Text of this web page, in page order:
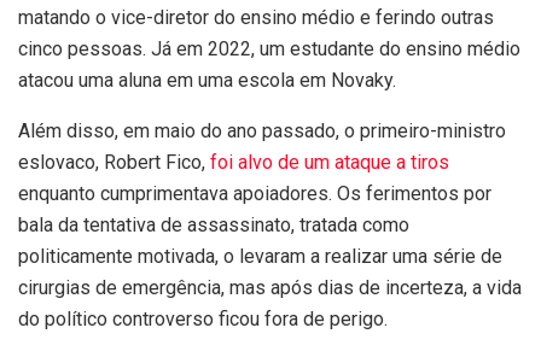
matando o vice-diretor do ensino médio e ferindo outras
cinco pessoas. Já em 2022, um estudante do ensino médio
atacou uma aluna em uma escola em Novaky.
Além disso, em maio do ano passado, o primeiro-ministro
eslovaco, Robert Fico, foi alvo de um ataque a tiros
enquanto cumprimentava apoiadores. Os ferimentos por
bala da tentativa de assassinato, tratada como
politicamente motivada, o levaram a realizar uma série de
cirurgias de emergência, mas após dias de incerteza, a vida
do político controverso ficou fora de perigo.